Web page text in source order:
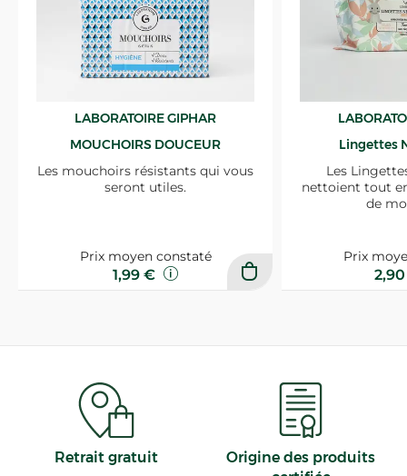
LABORATOIRE GIPHAR
MOUCHOIRS DOUCEUR
Les mouchoirs résistants qui vous
seront utiles.
Prix moyen constaté
1,99 €
Lingettes
Les
nettoient tout
de
Prix
Retrait gratuit
Origine des produits